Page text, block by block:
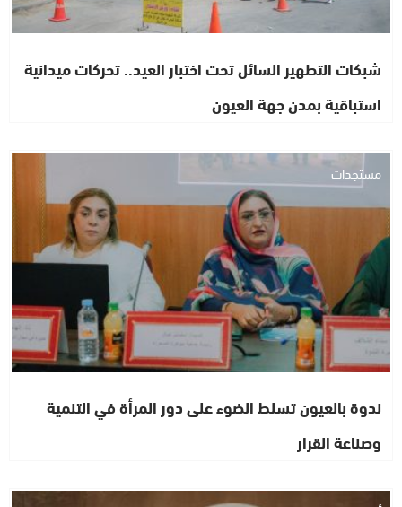
شبكات التطهير السائل تحت اختبار العيد.. تحركات ميدانية
استباقية بمدن جهة العيون
مستجدات
ندوة بالعيون تسلط الضوء على دور المرأة في التنمية
وصناعة القرار